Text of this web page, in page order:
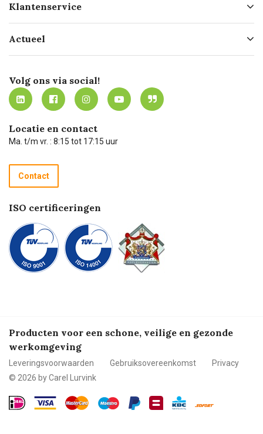
Geschiedenis
Missie
Werken bij Carel Lurvink
MVO
Klantenservice
Bezorgen
Mijn Carel Lurvink
Mijn Carel Lurvink instructievideo's
Carel Lurvink App
Hulp op afstand
Technische dienst
Recycle programma
Betalen
Actueel
Innovation LAB
Tevreden klanten
Carel Lurvink Blog
Carel de podcast
Volg ons via social!
Locatie en contact
Ma. t/m vr. : 8:15 tot 17:15 uur
Contact
ISO certificeringen
Producten voor een schone, veilige en gezonde
werkomgeving
Leveringsvoorwaarden Gebruiksovereenkomst
Privacy
© 2026 by Carel Lurvink